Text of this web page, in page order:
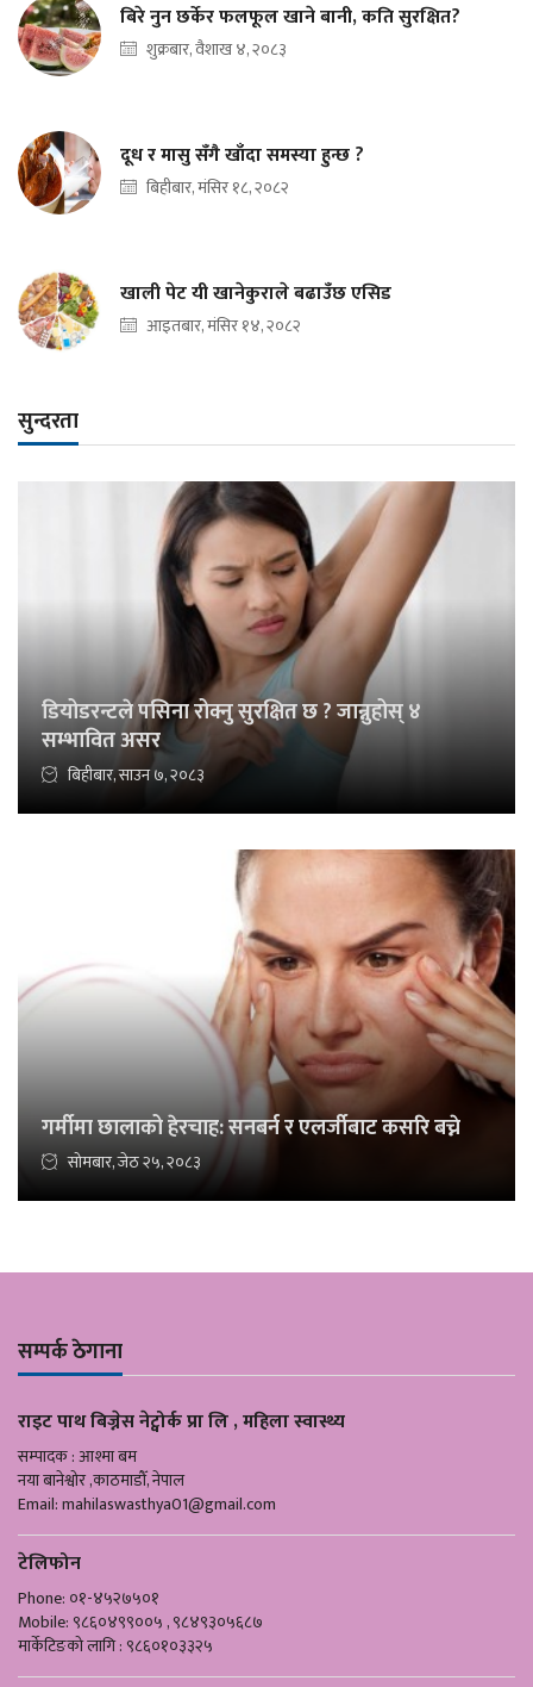
बिरे नुन छर्केर फलफूल खाने बानी, कति सुरक्षित?
शुक्रबार, वैशाख ४, २०८३
दूध र मासु सँगै खाँदा समस्या हुन्छ ?
बिहीबार, मंसिर १८, २०८२
खाली पेट यी खानेकुराले बढाउँछ एसिड
आइतबार, मंसिर १४, २०८२
सुन्दरता
डियोडरन्टले पसिना रोक्नु सुरक्षित छ ? जान्नुहोस् ४
सम्भावित असर
बिहीबार, साउन ७, २०८३
गर्मीमा छालाको हेरचाह: सनबर्न र एलर्जीबाट कसरि बच्ने
सोमबार, जेठ २५, २०८३
सम्पर्क ठेगाना
राइट पाथ बिज्नेस नेट्वोर्क प्रा लि , महिला स्वास्थ्य
सम्पादक : आश्मा बम
नया बानेश्वोर ,काठमाडौँ, नेपाल
Email:mahilaswasthya01@gmail.com
टेलिफोन
Phone: ०१-४५२७५०१
Mobile: ९८६०४९९००५ , ९८४९३०५६८७
मार्केटिङको लागि : ९८६०१०३३२५